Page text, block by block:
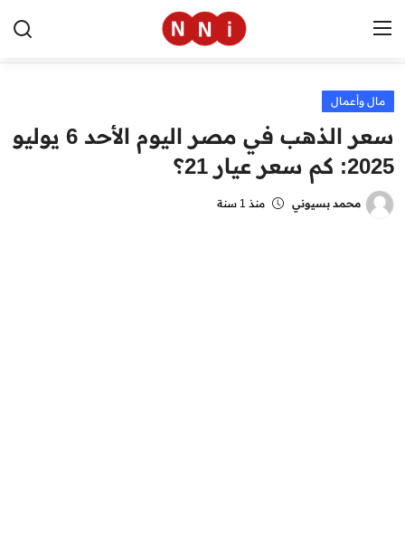
الرئيسية
اخبار مصر
العالم
مال وأعمال
سعر الذهب في مصر اليوم الأحد 6 يوليو
2025: كم سعر عيار 21؟
محمد بسيوني منذ 1 سنة